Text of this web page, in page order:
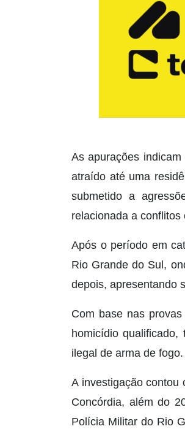
As apurações
atraído até uma
submetido a
relacionada a
Após o período em
Rio Grande do Sul,
depois, apresentando
Com base nas
homicídio
ilegal de arma de fogo.
A investigação contou
Concórdia, além do
Polícia Militar do Rio